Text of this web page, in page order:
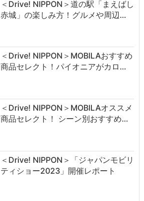
＜Drive! NIPPON＞道の駅「まえばし
赤城」の楽しみ方！グルメや周辺…
＜Drive! NIPPON＞MOBILAおすすめ
商品セレクト！パイオニアがカロ…
＜Drive! NIPPON＞MOBILAオススメ
商品セレクト！ シーン別おすすめ…
＜Drive! NIPPON＞「ジャパンモビリ
ティショー2023」開催レポート